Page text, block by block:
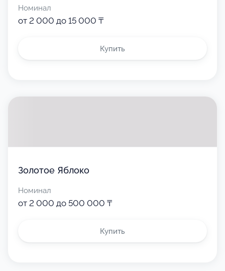
Номинал
от 2 000 до 15 000 ₸
Купить
Золотое Яблоко
Номинал
от 2 000 до 500 000 ₸
Купить